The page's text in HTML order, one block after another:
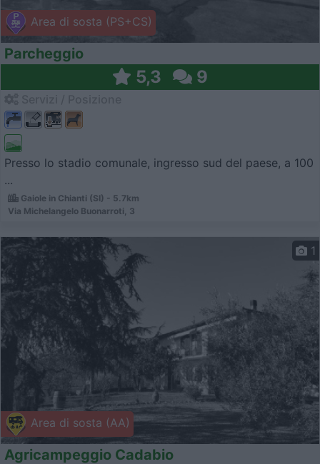
Area di sosta (PS+CS)
Parcheggio
5,3 9
Presso lo stadio comunale, ingresso sud del paese, a 100
...
Gaiole in Chianti (SI) - 5.7km
Via Michelangelo Buonarroti, 3
Area di sosta (AA)
1
Agricampeggio Cadabio